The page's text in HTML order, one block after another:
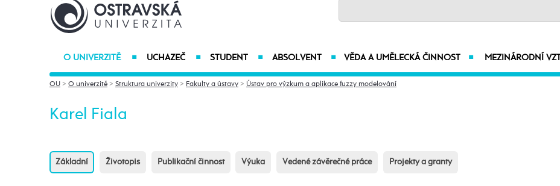
O UNIVERZITĚ ■ UCHAZEČ ■ STUDENT ■ ABSOLVENT ■ VĚDA A UMĚLECKÁ ČINNOST ■ MEZINÁRODNÍ
OU > O univerzitě > Struktura univerzity > Fakulty a ústavy > Ústav pro výzkum a aplikace fuzzy modelování
Karel Fiala
Základní Životopis Publikační činnost Výuka Vedené závěrečné práce Projekty a granty